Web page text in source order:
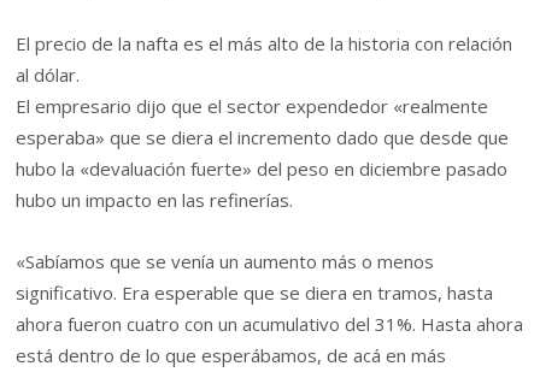
El precio de la nafta es el más alto de la historia con relación
al dólar.
El empresario dijo que el sector expendedor «realmente
esperaba» que se diera el incremento dado que desde que
hubo la «devaluación fuerte» del peso en diciembre pasado
hubo un impacto en las refinerías.
«Sabíamos que se venía un aumento más o menos
significativo. Era esperable que se diera en tramos, hasta
ahora fueron cuatro con un acumulativo del 31%. Hasta ahora
está dentro de lo que esperábamos, de acá en más